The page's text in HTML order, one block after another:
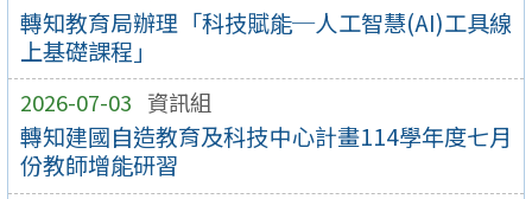
轉知教育局辦理「科技賦能─人工智慧(AI)工具線
上基礎課程」
2026-07-03 資訊組
轉知建國自造教育及科技中心計畫114學年度七月
份教師增能研習